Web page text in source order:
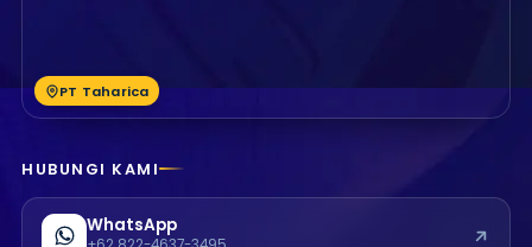
PT Taharica
HUBUNGI KAMI
WhatsApp